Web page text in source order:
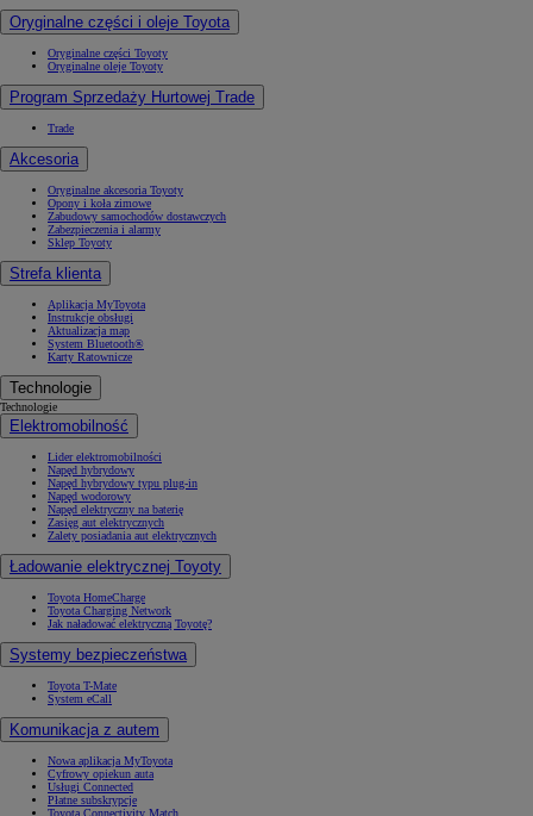
Oryginalne części i oleje Toyota
Oryginalne części Toyoty
Oryginalne oleje Toyoty
Program Sprzedaży Hurtowej Trade
Trade
Akcesoria
Oryginalne akcesoria Toyoty
Opony i koła zimowe
Zabudowy samochodów dostawczych
Zabezpieczenia i alarmy
Sklep Toyoty
Strefa klienta
Aplikacja MyToyota
Instrukcje obsługi
Aktualizacja map
System Bluetooth®
Karty Ratownicze
Technologie
Technologie
Elektromobilność
Lider elektromobilności
Napęd hybrydowy
Napęd hybrydowy typu plug-in
Napęd wodorowy
Napęd elektryczny na baterię
Zasięg aut elektrycznych
Zalety posiadania aut elektrycznych
Ładowanie elektrycznej Toyoty
Toyota HomeCharge
Toyota Charging Network
Jak naładować elektryczną Toyotę?
Systemy bezpieczeństwa
Toyota T-Mate
System eCall
Komunikacja z autem
Nowa aplikacja MyToyota
Cyfrowy opiekun auta
Usługi Connected
Płatne subskrypcje